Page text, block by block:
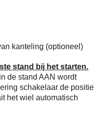
kanteling (optioneel)
stand bij het starten.
de stand AAN wordt
schakelaar de positie
het wiel automatisch